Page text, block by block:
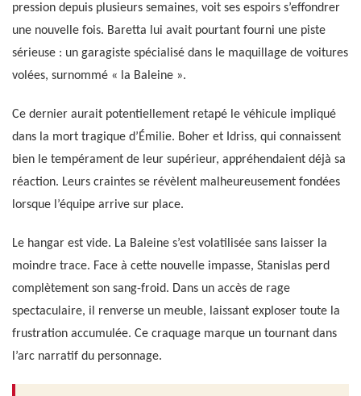
pression depuis plusieurs semaines, voit ses espoirs s’effondrer
une nouvelle fois. Baretta lui avait pourtant fourni une piste
sérieuse : un garagiste spécialisé dans le maquillage de voitures
volées, surnommé « la Baleine ».
Ce dernier aurait potentiellement retapé le véhicule impliqué
dans la mort tragique d’Émilie. Boher et Idriss, qui connaissent
bien le tempérament de leur supérieur, appréhendaient déjà sa
réaction. Leurs craintes se révèlent malheureusement fondées
lorsque l’équipe arrive sur place.
Le hangar est vide. La Baleine s’est volatilisée sans laisser la
moindre trace. Face à cette nouvelle impasse, Stanislas perd
complètement son sang-froid. Dans un accès de rage
spectaculaire, il renverse un meuble, laissant exploser toute la
frustration accumulée. Ce craquage marque un tournant dans
l’arc narratif du personnage.